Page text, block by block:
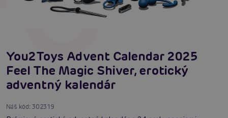
You2Toys Advent Calendar 2025
Feel The Magic Shiver, erotický
adventný kalendár
Náš kód:302319